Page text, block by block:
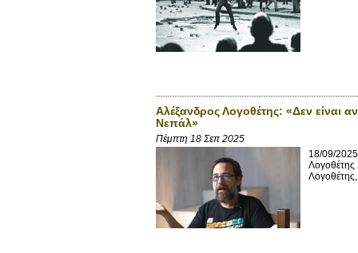
Αλέξανδρος Λογοθέτης: «Δεν είναι
Νεπάλ»
Πέμπτη 18 Σεπ 2025
18/09/
Λογοθέτης